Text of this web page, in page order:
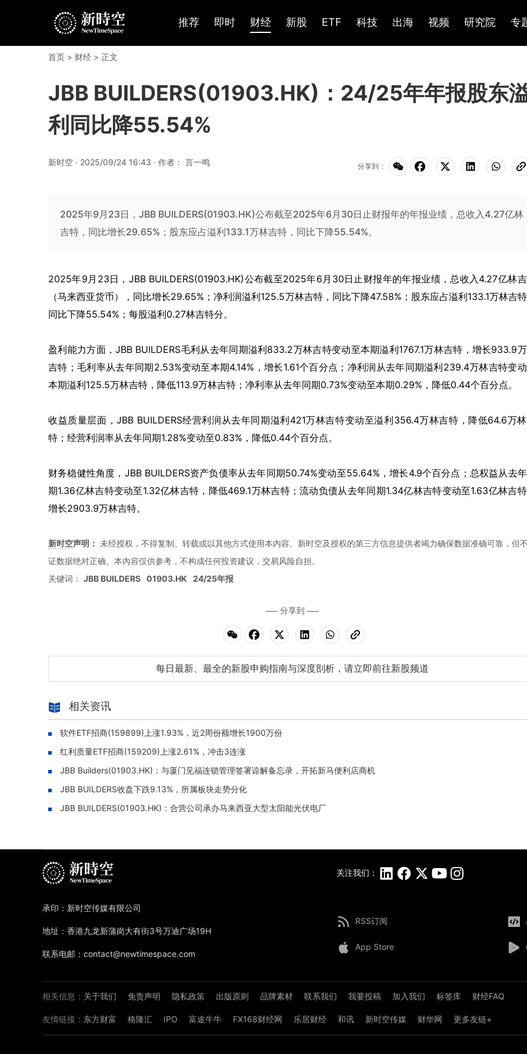
推荐 即时 财经 新股 ETF 科技 出海 视频 研究院 专
首页 > 财经 > 正文
JBB BUILDERS(01903.HK)：24/25年年报股东
利同比降55.54%
新时空 · 2025/09/24 16:43 · 作者： 言一鸣 分享到：
2025年9月23日，JBB BUILDERS(01903.HK)公布截至2025年6月30日止财报年的年报业绩，总收入4.27亿林
吉特，同比增长29.65%；股东应占溢利133.1万林吉特，同比下降55.54%。
2025年9月 23日， JBB BUILDERS(01903.HK)公布截至2025年6月 30日止财报年的年报业绩，总收入4.27亿林
（马来西亚货币），同比增长29.65% ；净利润溢利125.5万林吉特，同比下降47.58% ；股东应占溢利133.1万林吉
同比下降55.54% ；每股溢利0.27林吉特分。
盈利能力方面，JBB BUILDERS毛利从去年同期溢利833.2万林吉特变动至本期溢利1767.1万林吉特，增长933.9
吉特；毛利率从去年同期2.53%变动至本期4.14% ，增长1.61个百分点；净利润从去年同期溢利239.4万林吉特变
本期溢利125.5万林吉特，降低113.9万林吉特；净利率从去年同期0.73%变动至本期0.29% ，降低0.44个百分点。
收益质量层面，JBB BUILDERS经营利润从去年同期溢利421万林吉特变动至溢利356.4万林吉特，降低64.6万
特；经营利润率从去年同期1.28%变动至0.83% ，降低0.44个百分点。
财务稳健性角度， JBB BUILDERS资产负债率从去年同期50.74%变动至55.64% ，增长4.9个百分点；总权益从去
期1.36亿林吉特变动至1.32亿林吉特，降低469.1万林吉特；流动负债从去年同期1.34亿林吉特变动至1.63亿林吉
增长2903.9万林吉特。
新时空声明： 未经授权，不得复制、转载或以其他方式使用本内容。新时空及授权的第三方信息提供者竭力确保数据准确可靠，但
证数据绝对正确。本內容仅供参考，不构成任何投资建议，交易风险自担。
关键词： JBB BUILDERS 01903.HK 24/25年报
分享到
每日最新、最全的新股申购指南与深度剖析，请立即前往新股频道
相关资讯
软件ETF招商(159899)上涨1.93%，近2周份额增长1900万份
红利质量ETF招商(159209)上涨2.61%，冲击3连涨
JBB Builders(01903.HK)：与厦门见福连锁管理签署谅解备忘录，开拓新马便利店商机
JBB BUILDERS收盘下跌9.13%，所属板块走势分化
JBB BUILDERS(01903.HK)：合营公司承办马来西亚大型太阳能光伏电厂
关注我们：
RSS订阅
App Store
相关信息： 关于我们 免责声明 隐私政策 出版原则 品牌素材 联系我们 我要投稿 加入我们 标签库 财经FAQ
友情链接： 东方财富 格隆汇 IPO 富途牛牛 FX168财经网 乐居财经 和讯 新时空传媒 财华网 更多友链+
承印：新时空传媒有限公司
地址：香港九龙新蒲岗大有街3号万迪广场19H
联系电邮：contact@newtimespace.com